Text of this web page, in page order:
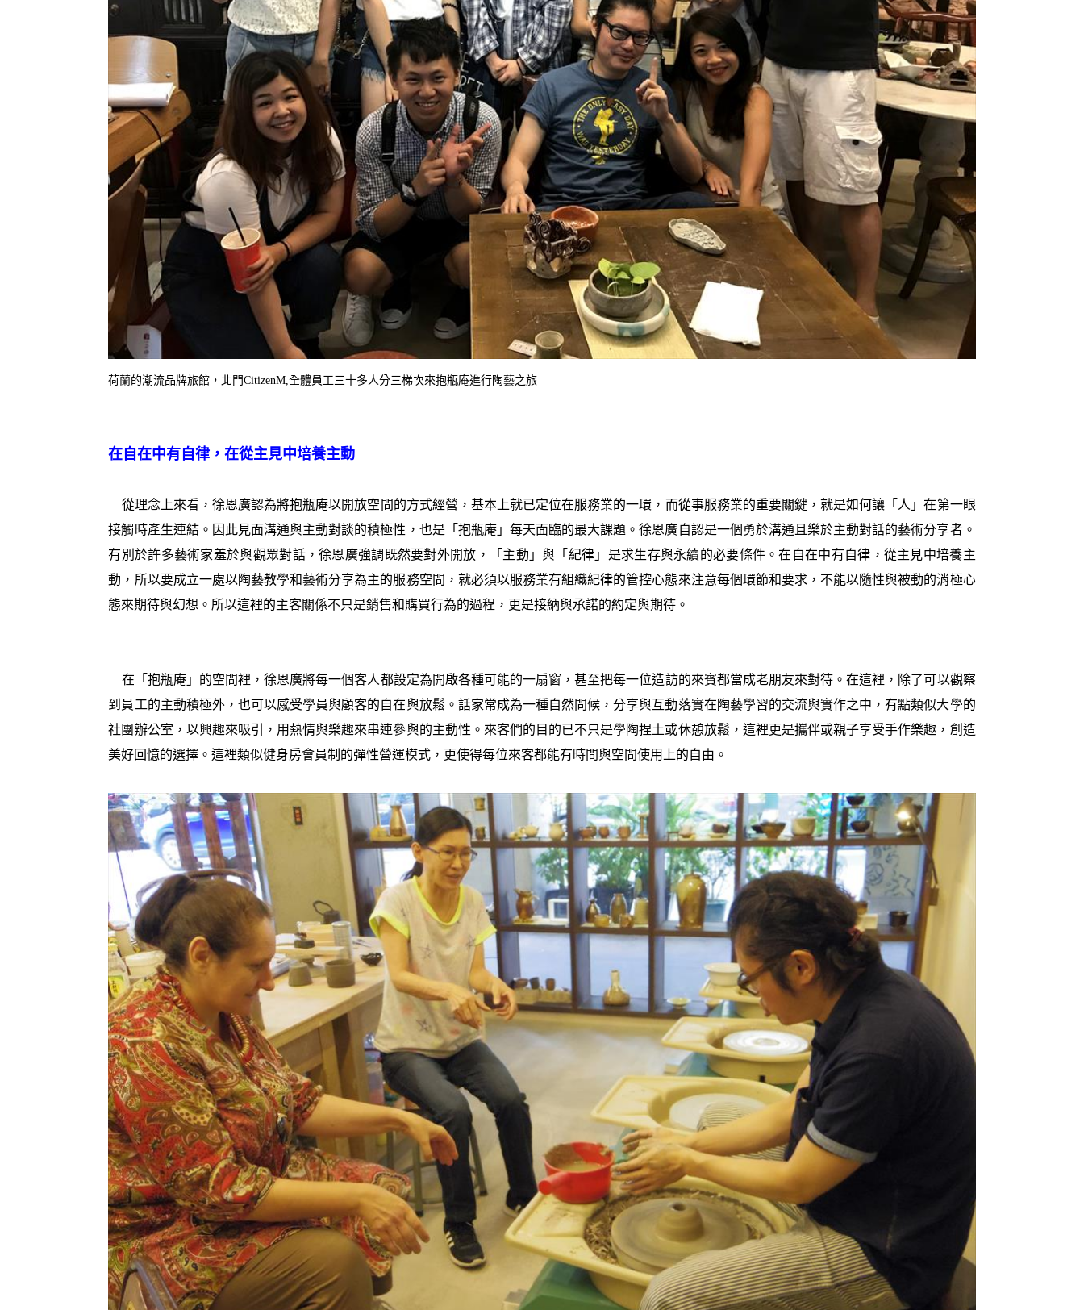
荷蘭的潮流品牌旅館，北門CitizenM,全體員工三十多人分三梯次來抱瓶庵進行陶藝之旅
在自在中有自律，在從主見中培養主動
從理念上來看，徐恩廣認為將抱瓶庵以開放空間的方式經營，基本上就已定位在服務業的一環，而從事服務業的重要關鍵，就是如何讓「人」在第一眼
接觸時產生連結。因此見面溝通與主動對談的積極性，也是「抱瓶庵」每天面臨的最大課題。徐恩廣自認是一個勇於溝通且樂於主動對話的藝術分享者。
有別於許多藝術家羞於與觀眾對話，徐恩廣強調既然要對外開放，「主動」與「紀律」是求生存與永續的必要條件。在自在中有自律，從主見中培養主
動，所以要成立一處以陶藝教學和藝術分享為主的服務空間，就必須以服務業有組織紀律的管控心態來注意每個環節和要求，不能以隨性與被動的消極心
態來期待與幻想。所以這裡的主客關係不只是銷售和購買行為的過程，更是接納與承諾的約定與期待。
在「抱瓶庵」的空間裡，徐恩廣將每一個客人都設定為開啟各種可能的一扇窗，甚至把每一位造訪的來賓都當成老朋友來對待。在這裡，除了可以觀察
到員工的主動積極外，也可以感受學員與顧客的自在與放鬆。話家常成為一種自然問候，分享與互動落實在陶藝學習的交流與實作之中，有點類似大學的
社團辦公室，以興趣來吸引，用熱情與樂趣來串連參與的主動性。來客們的目的已不只是學陶捏土或休憩放鬆，這裡更是攜伴或親子享受手作樂趣，創造
美好回憶的選擇。這裡類似健身房會員制的彈性營運模式，更使得每位來客都能有時間與空間使用上的自由。